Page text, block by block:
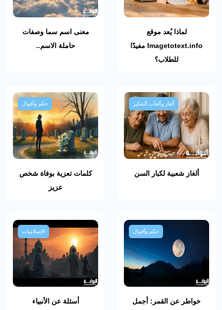
لماذا يُعد موقع
Imagetotext.info مفيدًا
للطلاب؟
معنى اسم سما وصفات
حاملة الاسم..
ألغاز وألعاب التفكير
ألغاز شعبية لكبار السن
حكم وأقوال
كلمات تعزية بوفاة شخص
عزيز
حكم وأقوال
خواطر عن القمر: أجمل
الإسلاميات
أسئلة عن الأنبياء